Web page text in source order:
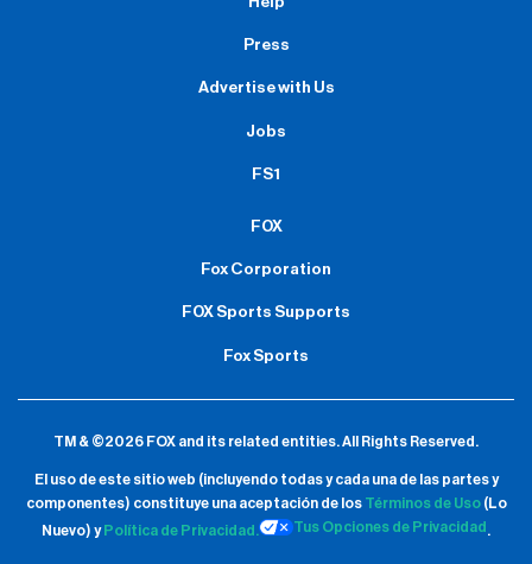
Press
Advertise with Us
Jobs
FS1
FOX
Fox Corporation
FOX Sports Supports
Fox Sports
TM & ©2026 FOX and its related entities.All Rights Reserved.
El uso de este sitio web (incluyendo todas y cada una de las partes y
componentes) constituye una aceptación de los Términos de Uso(Lo
Nuevo) y Política de Privacidad. Tus Opciones de Privacidad .